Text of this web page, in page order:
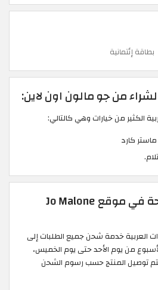
بطاقة إئتمانية
من جو مالون اون لاين:
الكثير من خيارات وهي كالتالي:
ماستر كارد
طرق الشحن المتاحة في موقع Jo Malone
العربية خدمة شحن جميع الطلبات إلى
من يوم الأحد حتى يوم الخميس،
توصيل المنتج حسب رسوم الشحن